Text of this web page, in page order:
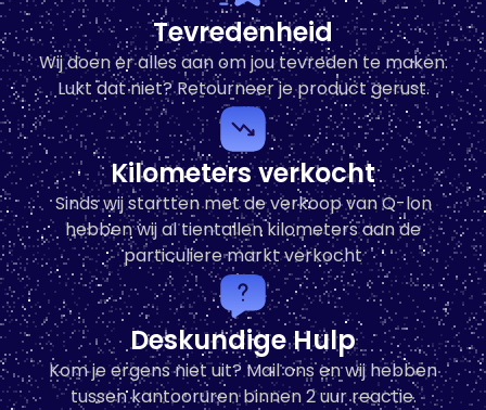
- +
In den Warenkorb
Tevredenheid
Wij doen er alles aan om jou tevreden te maken.
Lukt dat niet? Retourneer je product gerust.
Kilometers verkocht
Sinds wij startten met de verkoop van Q-lon
hebben wij al tientallen kilometers aan de
particuliere markt verkocht
Deskundige Hulp
Kom je ergens niet uit? Mail ons en wij hebben
tussen kantooruren binnen 2 uur reactie.